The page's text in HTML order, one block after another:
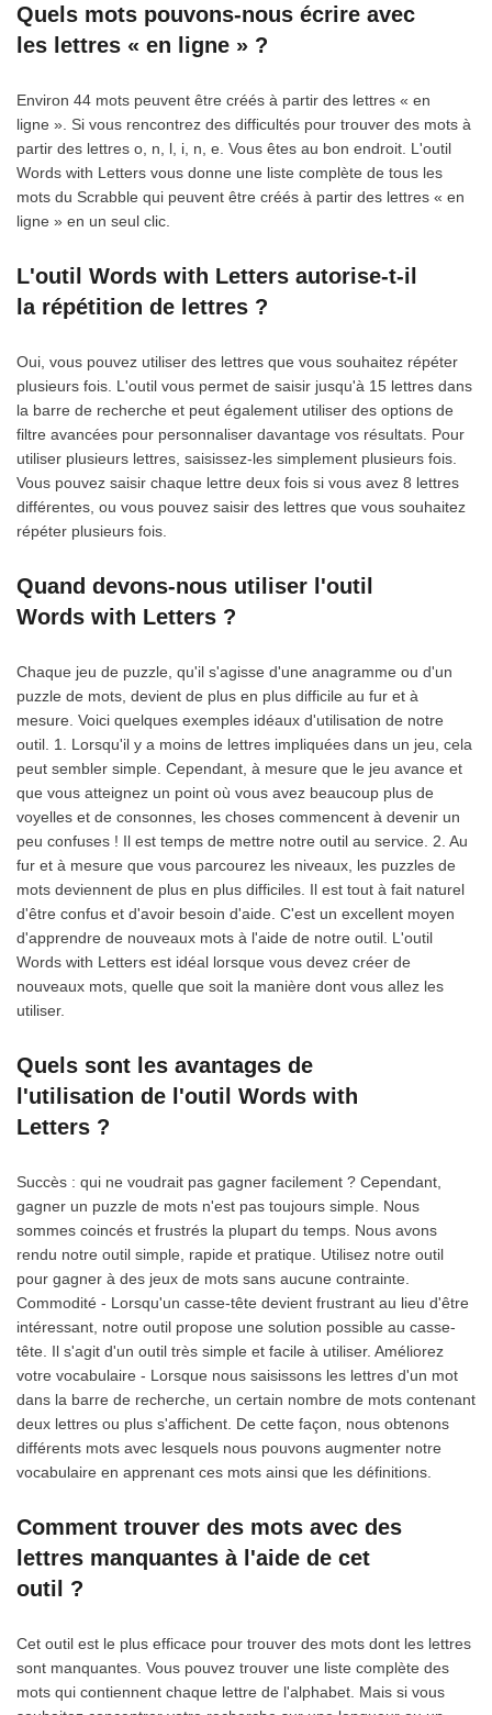
Quels mots pouvons-nous écrire avec
les lettres « en ligne » ?
Environ 44 mots peuvent être créés à partir des lettres « en
ligne ». Si vous rencontrez des difficultés pour trouver des mots à
partir des lettres o, n, l, i, n, e. Vous êtes au bon endroit. L'outil
Words with Letters vous donne une liste complète de tous les
mots du Scrabble qui peuvent être créés à partir des lettres « en
ligne » en un seul clic.
L'outil Words with Letters autorise-t-il
la répétition de lettres ?
Oui, vous pouvez utiliser des lettres que vous souhaitez répéter
plusieurs fois. L'outil vous permet de saisir jusqu'à 15 lettres dans
la barre de recherche et peut également utiliser des options de
filtre avancées pour personnaliser davantage vos résultats. Pour
utiliser plusieurs lettres, saisissez-les simplement plusieurs fois.
Vous pouvez saisir chaque lettre deux fois si vous avez 8 lettres
différentes, ou vous pouvez saisir des lettres que vous souhaitez
répéter plusieurs fois.
Quand devons-nous utiliser l'outil
Words with Letters ?
Chaque jeu de puzzle, qu'il s'agisse d'une anagramme ou d'un
puzzle de mots, devient de plus en plus difficile au fur et à
mesure. Voici quelques exemples idéaux d'utilisation de notre
outil. 1. Lorsqu'il y a moins de lettres impliquées dans un jeu, cela
peut sembler simple. Cependant, à mesure que le jeu avance et
que vous atteignez un point où vous avez beaucoup plus de
voyelles et de consonnes, les choses commencent à devenir un
peu confuses ! Il est temps de mettre notre outil au service. 2. Au
fur et à mesure que vous parcourez les niveaux, les puzzles de
mots deviennent de plus en plus difficiles. Il est tout à fait naturel
d'être confus et d'avoir besoin d'aide. C'est un excellent moyen
d'apprendre de nouveaux mots à l'aide de notre outil. L'outil
Words with Letters est idéal lorsque vous devez créer de
nouveaux mots, quelle que soit la manière dont vous allez les
utiliser.
Quels sont les avantages de
l'utilisation de l'outil Words with
Letters ?
Succès : qui ne voudrait pas gagner facilement ? Cependant,
gagner un puzzle de mots n'est pas toujours simple. Nous
sommes coincés et frustrés la plupart du temps. Nous avons
rendu notre outil simple, rapide et pratique. Utilisez notre outil
pour gagner à des jeux de mots sans aucune contrainte.
Commodité - Lorsqu'un casse-tête devient frustrant au lieu d'être
intéressant, notre outil propose une solution possible au casse-
tête. Il s'agit d'un outil très simple et facile à utiliser. Améliorez
votre vocabulaire - Lorsque nous saisissons les lettres d'un mot
dans la barre de recherche, un certain nombre de mots contenant
deux lettres ou plus s'affichent. De cette façon, nous obtenons
différents mots avec lesquels nous pouvons augmenter notre
vocabulaire en apprenant ces mots ainsi que les définitions.
Comment trouver des mots avec des
lettres manquantes à l'aide de cet
outil ?
Cet outil est le plus efficace pour trouver des mots dont les lettres
sont manquantes. Vous pouvez trouver une liste complète des
mots qui contiennent chaque lettre de l'alphabet. Mais si vous